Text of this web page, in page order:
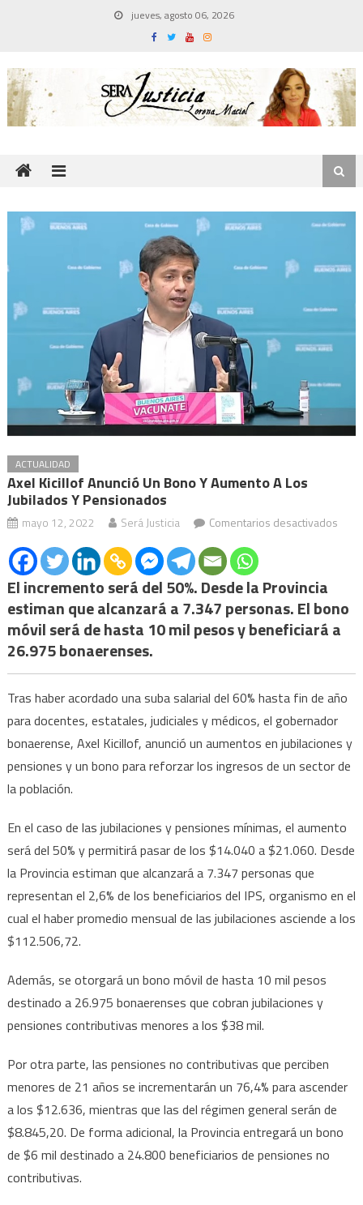
jueves, agosto 06, 2026
ACTUALIDAD
Axel Kicillof Anunció Un Bono Y Aumento A Los
Jubilados Y Pensionados
mayo 12, 2022 Será Justicia Comentarios desactivadosen
un
los
y
El incremento será del 50%. Desde la Provincia
estiman que alcanzará a 7.347 personas. El bono
móvil será de hasta 10 mil pesos y beneficiará a
26.975 bonaerenses.
Tras haber acordado una suba salarial del 60% hasta fin de año
para docentes, estatales, judiciales y médicos, el gobernador
bonaerense, Axel Kicillof, anunció un aumentos en jubilaciones y
pensiones y un bono para reforzar los ingresos de un sector de
la población.
En el caso de las jubilaciones y pensiones mínimas, el aumento
será del 50% y permitirá pasar de los $14.040 a $21.060. Desde
la Provincia estiman que alcanzará a 7.347 personas que
representan el 2,6% de los beneficiarios del IPS, organismo en el
cual el haber promedio mensual de las jubilaciones asciende a los
$112.506,72.
Además, se otorgará un bono móvil de hasta 10 mil pesos
destinado a 26.975 bonaerenses que cobran jubilaciones y
pensiones contributivas menores a los $38 mil.
Por otra parte, las pensiones no contributivas que perciben
menores de 21 años se incrementarán un 76,4% para ascender
a los $12.636, mientras que las del régimen general serán de
$8.845,20. De forma adicional, la Provincia entregará un bono
de $6 mil destinado a 24.800 beneficiarios de pensiones no
contributivas.